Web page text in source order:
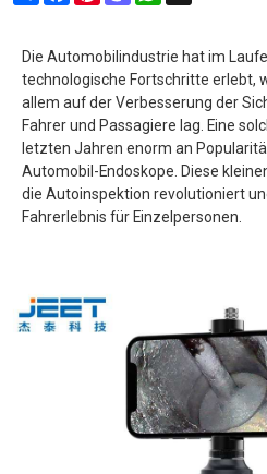
Die Automobilindustrie hat im
technologische Fortschritte erlebt,
allem auf der Verbesserung der
Fahrer und Passagiere lag. Eine
letzten Jahren enorm an
Automobil-Endoskope. Diese
die Autoinspektion revolutioniert
Fahrerlebnis für Einzelpersonen.